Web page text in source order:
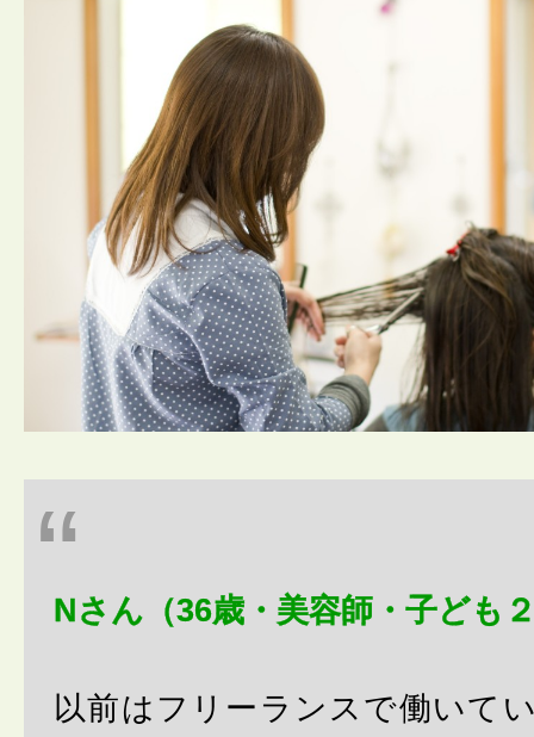
Nさん（36歳・美容師・子ども
以前はフリーランスで働いて